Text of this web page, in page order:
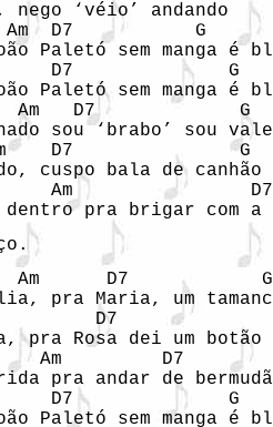
nego ‘véio’ andando
G
Paletó sem manga é
G
Paletó sem manga é
sou ‘brabo’ sou
D7               G
cuspo bala de canhão
pra brigar com a
pra Maria, um
pra Rosa dei um botão
pra andar de
G